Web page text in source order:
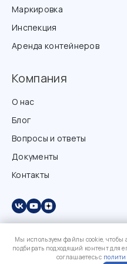
Маркировка
Инспекция
Аренда контейнеров
Компания
О нас
Блог
Вопросы и ответы
Документы
Контакты
Мы используем файлы cookie, чтобы
подбирать подходящий контент для
соглашаетесь с